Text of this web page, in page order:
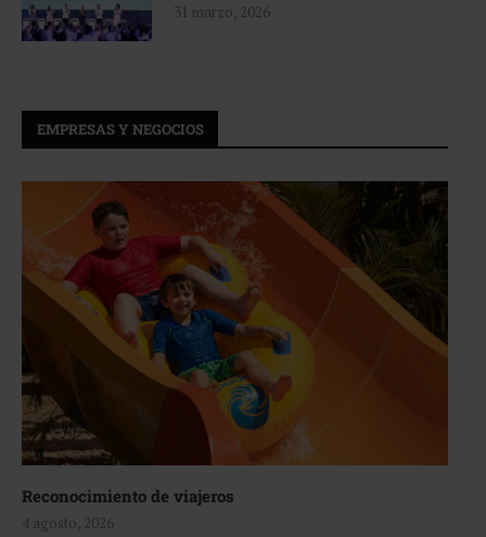
31 marzo, 2026
EMPRESAS Y NEGOCIOS
Reconocimiento de viajeros
4 agosto, 2026